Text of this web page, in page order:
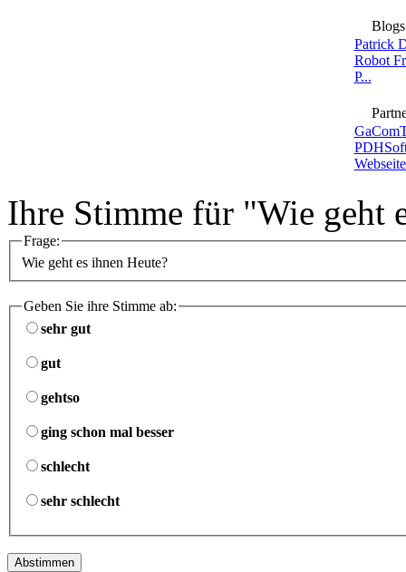
Blogs
Patrick
Robot
P...
Ihre Stimme für "Wie geht
Frage:
Wie geht es ihnen Heute?
Geben Sie ihre Stimme ab:
sehr gut
gut
gehtso
ging schon mal besser
schlecht
sehr schlecht